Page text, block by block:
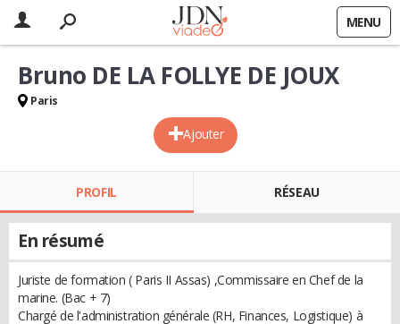
MENU
Ajouter
Bruno DE LA FOLLYE DE JOUX
Paris
PROFIL RÉSEAU
En résumé
Juriste de formation ( Paris II Assas) ,Commissaire en Chef de la
marine. (Bac + 7)
Chargé de l'administration générale (RH, Finances, Logistique) à